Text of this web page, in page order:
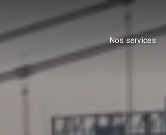
Nos services